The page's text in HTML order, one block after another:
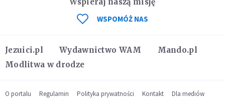
Jezuici.pl Wydawnictwo WAM
Mando.pl
Modlitwa w drodze
WSPOMÓŻ NAS
O portalu Regulamin Polityka prywatności Kontakt Dla mediów